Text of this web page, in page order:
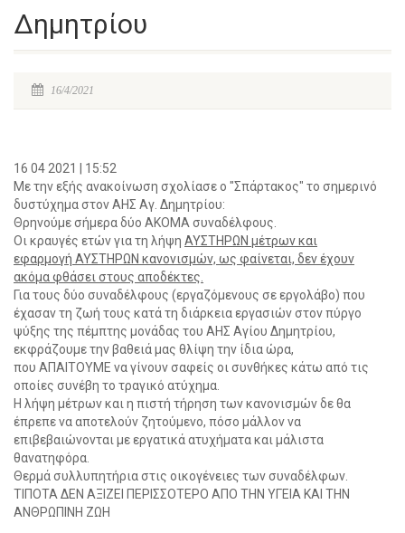
Δημητρίου
16/4/2021
16 04 2021 | 15:52
Με την εξής ανακοίνωση σχολίασε ο "Σπάρτακος" το σημερινό
δυστύχημα στον ΑΗΣ Αγ. Δημητρίου:
Θρηνούμε σήμερα δύο ΑΚΟΜΑ συναδέλφους.
Οι κραυγές ετών για τη λήψη ΑΥΣΤΗΡΩΝ μέτρων και
εφαρμογή ΑΥΣΤΗΡΩΝ κανονισμών, ως φαίνεται, δεν έχουν
ακόμα φθάσει στους αποδέκτες.
Για τους δύο συναδέλφους (εργαζόμενους σε εργολάβο) που
έχασαν τη ζωή τους κατά τη διάρκεια εργασιών στον πύργο
ψύξης της πέμπτης μονάδας του ΑΗΣ Αγίου Δημητρίου,
εκφράζουμε την βαθειά μας θλίψη την ίδια ώρα,
που ΑΠAΙΤΟΥΜΕ να γίνουν σαφείς οι συνθήκες κάτω από τις
οποίες συνέβη το τραγικό ατύχημα.
Η λήψη μέτρων και η πιστή τήρηση των κανονισμών δε θα
έπρεπε να αποτελούν ζητούμενο, πόσο μάλλον να
επιβεβαιώνονται με εργατικά ατυχήματα και μάλιστα
θανατηφόρα.
Θερμά συλλυπητήρια στις οικογένειες των συναδέλφων.
ΤΙΠΟΤΑ ΔΕΝ ΑΞΙΖΕΙ ΠΕΡΙΣΣΟΤΕΡΟ ΑΠΟ ΤΗΝ ΥΓΕΙΑ ΚΑΙ ΤΗΝ
ΑΝΘΡΩΠΙΝΗ ΖΩΗ